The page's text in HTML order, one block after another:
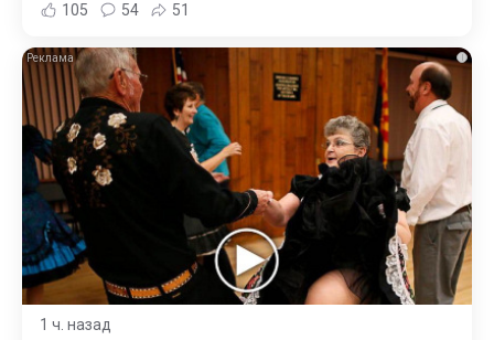
105 54 51
i
1 ч. назад